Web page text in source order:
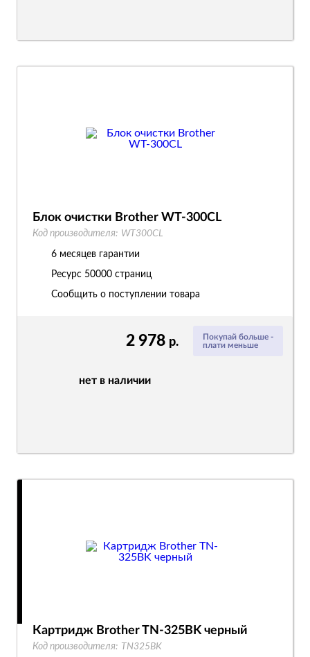
Покупай больше -
плати меньше
2 978 р.
нет в наличии
Блок очистки Brother WT-300CL
Код производителя: WT300CL
6 месяцев гарантии
Ресурс 50000 страниц
Сообщить о поступлении товара
Картридж Brother TN-325BK черный
Код производителя: TN325BK